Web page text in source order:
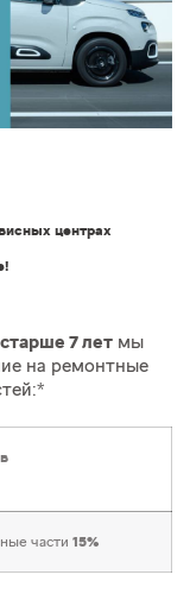
центрах
старше 7 лет мы
на ремонтные
части 15%